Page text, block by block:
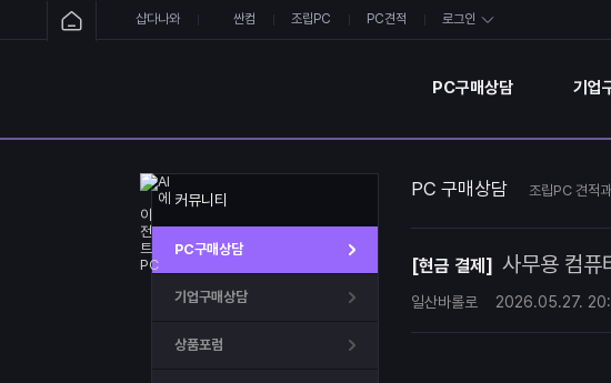
샵다나와 싼컴 조립PC PC견적 로그인
PC구매상담 기업
커뮤니티
PC구매상담
기업구매상담
상품포럼
PC 구매상담 조립PC 견적
[현금 결제] 사무용 컴퓨
일산바롤로 2026.05.27.